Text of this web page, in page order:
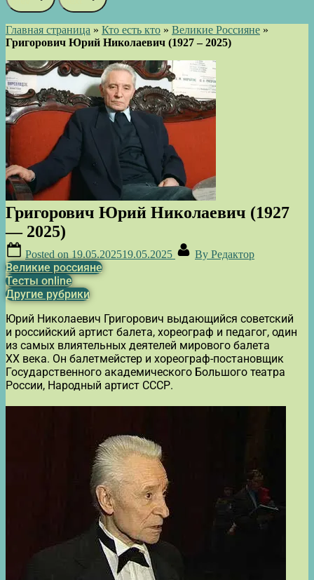
Главная страница » Кто есть кто » Великие Россияне »
Григорович Юрий Николаевич (1927 – 2025)
Григорович Юрий Николаевич (1927
— 2025)
Posted on 19.05.202519.05.2025 By Редактор
Великие россияне
Тесты online
Другие рубрики
Юрий Николаевич Григорович выдающийся советский
и российский артист балета, хореограф и педагог, один
из самых влиятельных деятелей мирового балета
XX века. Он балетмейстер и хореограф-постановщик
Государственного академического Большого театра
России, Народный артист СССР.